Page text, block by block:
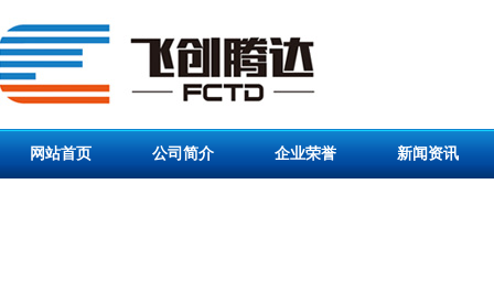
网站首页 公司简介 企业荣誉 新闻资讯